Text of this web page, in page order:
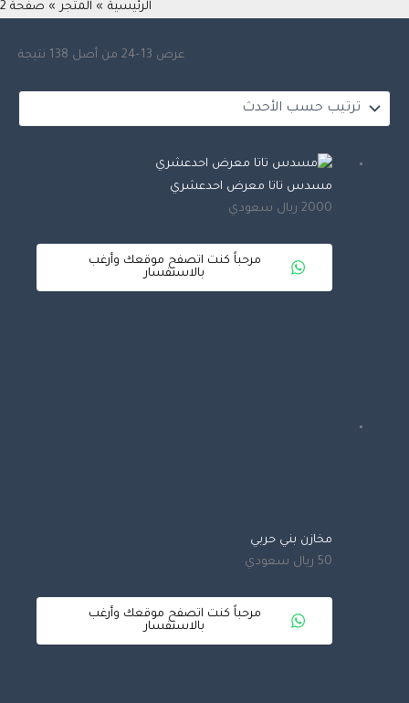
الرئيسية المتجر صفحة 2
عرض 13–24 من أصل 138 نتيجة
مسدس تاتا معرض احدعشري
2000 ريال سعودي
مرحباً كنت اتصفح موقعك وأرغب
بالاستفسار
مخازن بني حربي
50 ريال سعودي
مرحباً كنت اتصفح موقعك وأرغب
بالاستفسار